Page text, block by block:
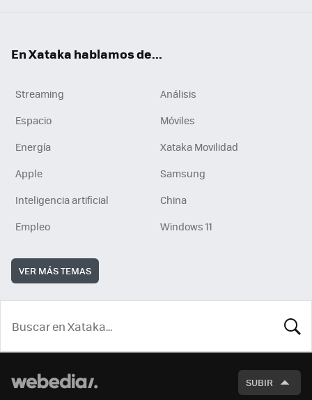
En Xataka hablamos de...
Streaming
Análisis
Espacio
Móviles
Energía
Xataka Movilidad
Apple
Samsung
Inteligencia artificial
China
Empleo
Windows 11
VER MÁS TEMAS
SUBIR